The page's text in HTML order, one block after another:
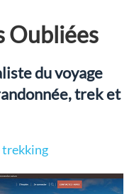
Oubliées
du voyage
trek et
trekking